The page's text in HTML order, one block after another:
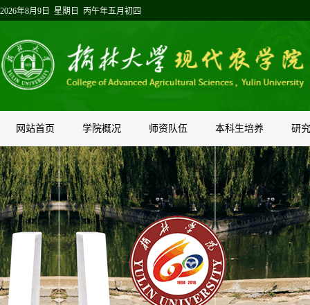
2026年8月9日 星期日 丙午年五月初四
网站首页 学院概况 师资队伍 本科生培养 研